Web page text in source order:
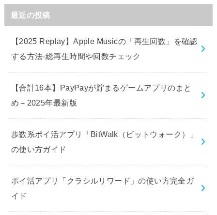
最近の投稿
【2025 Replay】Apple Musicの「再生回数」を確認
する方法-総再生時間や回数チェック
【合計16本】PayPayが貯まるゲームアプリのまと
め－2025年最新版
歩数系ポイ活アプリ「BitWalk（ビットウォーク）」
の使い方ガイド
ポイ活アプリ「クラシルリワード」の使い方完全ガ
イド